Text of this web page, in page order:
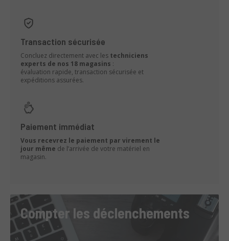
Transaction sécurisée
Concluez directement avec les techniciens
experts de nos 18 magasins :
évaluation rapide, transaction sécurisée et
expéditions assurées.
Paiement immédiat
Vous recevrez le paiement par virement le
jour même de l’arrivée de votre matériel en
magasin.
Compter les déclenchements